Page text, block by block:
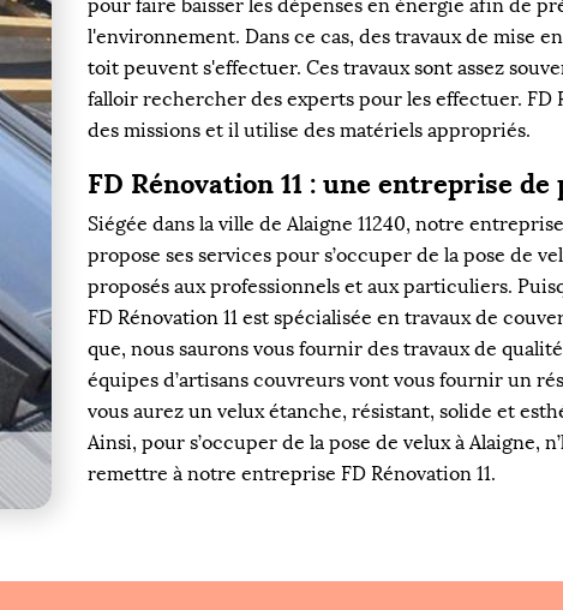
pour faire baisser les dépenses en énergie afin de
l'environnement. Dans ce cas, des travaux de mise
toit peuvent s'effectuer. Ces travaux sont assez
falloir rechercher des experts pour les effectuer. FD
des missions et il utilise des matériels appropriés.
FD Rénovation 11 : une entreprise de
Siégée dans la ville de Alaigne 11240, notre
propose ses services pour s’occuper de la pose de
proposés aux professionnels et aux particuliers.
FD Rénovation 11 est spécialisée en travaux de
que, nous saurons vous fournir des travaux de
équipes d’artisans couvreurs vont vous fournir un
vous aurez un velux étanche, résistant, solide et
Ainsi, pour s’occuper de la pose de velux à Alaigne,
remettre à notre entreprise FD Rénovation 11.